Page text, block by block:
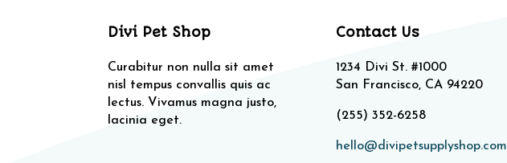
Divi Pet Shop
Curabitur non nulla sit amet
nisl tempus convallis quis ac
lectus. Vivamus magna justo,
lacinia eget.
Contact Us
1234 Divi St. #1000
San Francisco, CA 94220
(255) 352-6258
hello@divipetsupplyshop.com